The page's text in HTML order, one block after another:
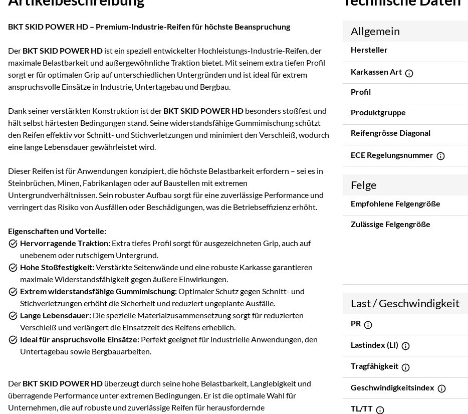
BKT SKID POWER HD – Premium-Industrie-Reifen für höchste Beanspruchung
Der BKT SKID POWER HD ist ein speziell entwickelter Hochleistungs-Industrie-Reifen, der
maximale Belastbarkeit und außergewöhnliche Traktion bietet. Mit seinem extra tiefen Profil
sorgt er für optimalen Grip auf unterschiedlichen Untergründen und ist ideal für extrem
anspruchsvolle Einsätze in Industrie, Untertagebau und Bergbau.
Dank seiner verstärkten Konstruktion ist der BKT SKID POWER HD besonders stoßfest und
hält selbst härtesten Bedingungen stand. Seine widerstandsfähige Gummimischung schützt
den Reifen effektiv vor Schnitt- und Stichverletzungen und minimiert den Verschleiß, wodurch
eine lange Lebensdauer gewährleistet wird.
Dieser Reifen ist für Anwendungen konzipiert, die höchste Belastbarkeit erfordern – sei es in
Steinbrüchen, Minen, Fabrikanlagen oder auf Baustellen mit extremen
Untergrundverhältnissen. Sein robuster Aufbau sorgt für eine zuverlässige Performance und
verringert das Risiko von Ausfällen oder Beschädigungen, was die Betriebseffizienz erhöht.
Eigenschaften und Vorteile:
Hervorragende Traktion: Extra tiefes Profil sorgt für ausgezeichneten Grip, auch auf
unebenem oder rutschigem Untergrund.
Hohe Stoßfestigkeit:Verstärkte Seitenwände und eine robuste Karkasse garantieren
maximale Widerstandsfähigkeit gegen äußere Einwirkungen.
Extrem widerstandsfähige Gummimischung:Optimaler Schutz gegen Schnitt- und
Stichverletzungen erhöht die Sicherheit und reduziert ungeplante Ausfälle.
Lange Lebensdauer: Die spezielle Materialzusammensetzung sorgt für reduzierten
Verschleiß und verlängert die Einsatzzeit des Reifens erheblich.
Ideal für anspruchsvolle Einsätze: Perfekt geeignet für industrielle Anwendungen, den
Untertagebau sowie Bergbauarbeiten.
Der BKT SKID POWER HD überzeugt durch seine hohe Belastbarkeit, Langlebigkeit und
überragende Performance unter extremen Bedingungen. Er ist die optimale Wahl für
Unternehmen, die auf robuste und zuverlässige Reifen für herausfordernde
Allgemein
Hersteller
Karkassen Art
Profil
Produktgruppe
Reifengrösse Diagonal
ECE Regelungsnummer
Felge
Empfohlene Felgengröße
Zulässige Felgengröße
Last / Geschwindigkeit
PR
Lastindex (LI)
Tragfähigkeit
Geschwindigkeitsindex
TL/TT